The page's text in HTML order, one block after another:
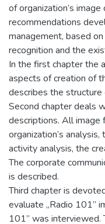
of organization’s
recommendations
management, based
recognition and the
In the first chapter the
aspects of creation of
describes the
Second chapter deals
descriptions. All image
organization’s
activity analysis, the
The corporate
is described.
Third chapter is
evaluate „Radio 101”
101” was interviewed.